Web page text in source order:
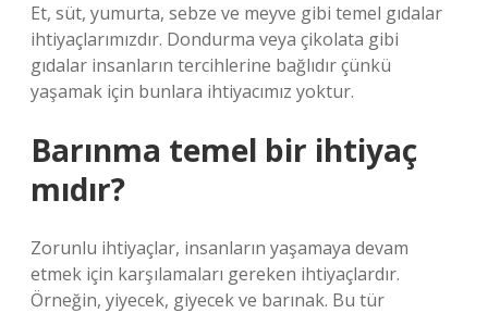
Et, süt, yumurta, sebze ve meyve gibi temel gıdalar
ihtiyaçlarımızdır. Dondurma veya çikolata gibi
gıdalar insanların tercihlerine bağlıdır çünkü
yaşamak için bunlara ihtiyacımız yoktur.
Barınma temel bir ihtiyaç
mıdır?
Zorunlu ihtiyaçlar, insanların yaşamaya devam
etmek için karşılamaları gereken ihtiyaçlardır.
Örneğin, yiyecek, giyecek ve barınak. Bu tür